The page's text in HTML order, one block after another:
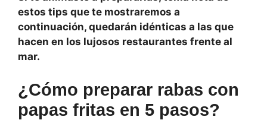
estos tips que te mostraremos a
continuación, quedarán idénticas a las que
hacen en los lujosos restaurantes frente al
mar.
¿Cómo preparar rabas con
papas fritas en 5 pasos?